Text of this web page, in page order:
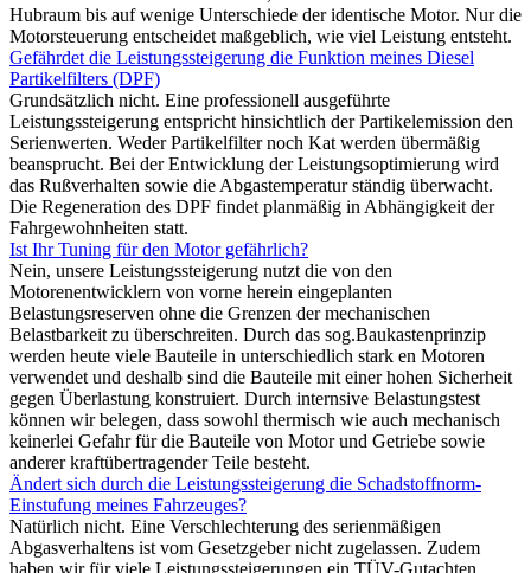
Hubraum bis auf wenige Unterschiede der identische Motor. Nur die
Motorsteuerung entscheidet maßgeblich, wie viel Leistung entsteht.
Gefährdet die Leistungssteigerung die Funktion meines Diesel
Partikelfilters (DPF)
Grundsätzlich nicht. Eine professionell ausgeführte
Leistungssteigerung entspricht hinsichtlich der Partikelemission den
Serienwerten. Weder Partikelfilter noch Kat werden übermäßig
beansprucht. Bei der Entwicklung der Leistungsoptimierung wird
das Rußverhalten sowie die Abgastemperatur ständig überwacht.
Die Regeneration des DPF findet planmäßig in Abhängigkeit der
Fahrgewohnheiten statt.
Ist Ihr Tuning für den Motor gefährlich?
Nein, unsere Leistungssteigerung nutzt die von den
Motorenentwicklern von vorne herein eingeplanten
Belastungsreserven ohne die Grenzen der mechanischen
Belastbarkeit zu überschreiten. Durch das sog.Baukastenprinzip
werden heute viele Bauteile in unterschiedlich stark en Motoren
verwendet und deshalb sind die Bauteile mit einer hohen Sicherheit
gegen Überlastung konstruiert. Durch internsive Belastungstest
können wir belegen, dass sowohl thermisch wie auch mechanisch
keinerlei Gefahr für die Bauteile von Motor und Getriebe sowie
anderer kraftübertragender Teile besteht.
Ändert sich durch die Leistungssteigerung die Schadstoffnorm-
Einstufung meines Fahrzeuges?
Natürlich nicht. Eine Verschlechterung des serienmäßigen
Abgasverhaltens ist vom Gesetzgeber nicht zugelassen. Zudem